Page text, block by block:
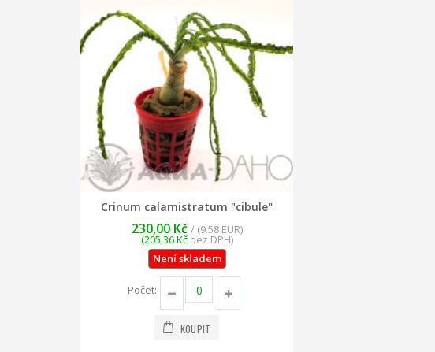
Crinum calamistratum "cibule"
230,00 Kč / (9.58 EUR)
(205,36 Kčbez DPH)
Není skladem
Počet:
KOUPIT